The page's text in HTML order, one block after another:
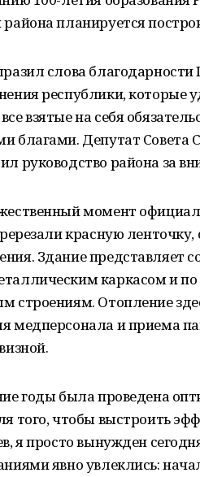
района планируется
слова благодарности
республики, которые
взятые на себя
благами. Депутат Совета
руководство района за
момент
красную
Здание представляет
каркасом и по
строениям. Отопление
медперсонала и приема
годы была проведена
того, чтобы выстроить
я просто вынужден
явно увлеклись: